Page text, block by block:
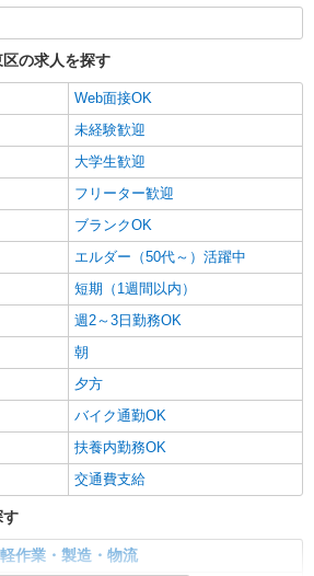
の求人を探す
Web面接OK
未経験歓迎
大学生歓迎
フリーター歓迎
ブランクOK
エルダー（50代～）活躍中
短期（1週間以内）
週2～3日勤務OK
朝
夕方
バイク通勤OK
扶養内勤務OK
交通費支給
す
軽作業・製造・物流